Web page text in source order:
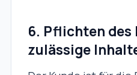
6. Pflichten des
zulässige